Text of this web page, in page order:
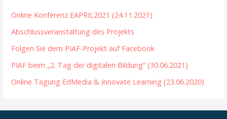
Online Konferenz EAPRIL2021 (24.11.2021)
Abschlussveranstaltung des Projekts
Folgen Sie dem PIAF-Projekt auf Facebook
PIAF beim „2. Tag der digitalen Bildung“ (30.06.2021)
Online Tagung EdMedia & Innovate Learning (23.06.2020)